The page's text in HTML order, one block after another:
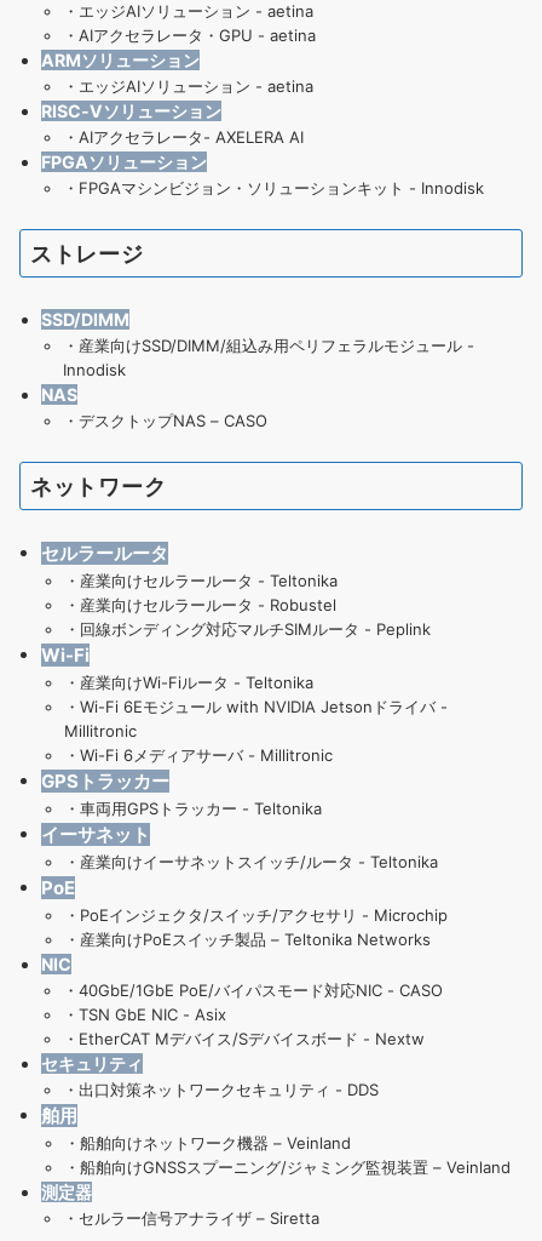
・ エッジAIソリューション - aetina
・ AIアクセラレータ・GPU - aetina
ARMソリューション
・ エッジAIソリューション - aetina
RISC-Vソリューション
・ AIアクセラレータ- AXELERA AI
FPGAソリューション
・ FPGAマシンビジョン・ソリューションキット - Innodisk
ストレージ
SSD/DIMM
・ 産業向けSSD/DIMM/組込み用ペリフェラルモジュール -
Innodisk
NAS
・ デスクトップNAS – CASO
ネットワーク
セルラールータ
・ 産業向けセルラールータ - Teltonika
・ 産業向けセルラールータ - Robustel
・ 回線ボンディング対応マルチSIMルータ - Peplink
Wi-Fi
・産業向けWi-Fiルータ - Teltonika
・ Wi-Fi 6Eモジュール with NVIDIA Jetsonドライバ -
Millitronic
・ Wi-Fi 6メディアサーバ - Millitronic
GPSトラッカー
・ 車両用GPSトラッカー - Teltonika
イーサネット
・ 産業向けイーサネットスイッチ/ルータ - Teltonika
PoE
・ PoEインジェクタ/スイッチ/アクセサリ - Microchip
・ 産業向けPoEスイッチ製品 – Teltonika Networks
NIC
・ 40GbE/1GbE PoE/バイパスモード対応NIC - CASO
・ TSN GbE NIC - Asix
・ EtherCAT Mデバイス/Sデバイスボード - Nextw
セキュリティ
・ 出口対策ネットワークセキュリティ - DDS
舶用
・ 船舶向けネットワーク機器 – Veinland
・ 船舶向けGNSSスプーニング/ジャミング監視装置 – Veinland
測定器
・ セルラー信号アナライザ – Siretta